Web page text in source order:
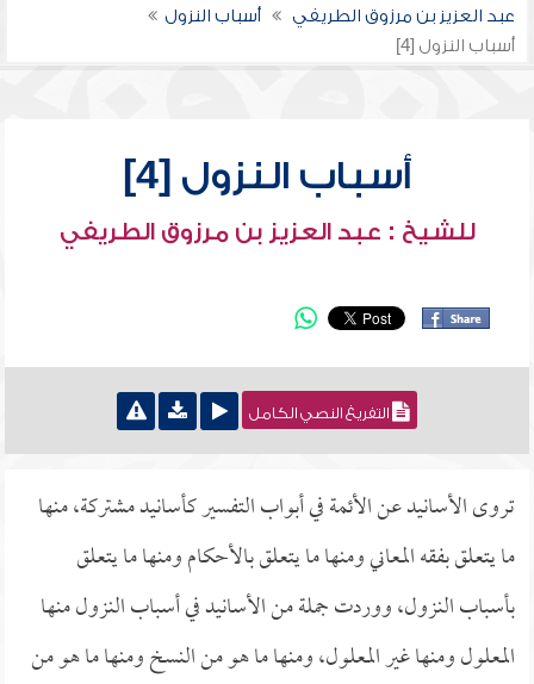
عبد العزيز بن مرزوق الطريفي
أسباب النزول
أسباب النزول [4]
أسباب النزول [4]
للشيخ : عبد العزيز بن مرزوق الطريفي
التفريغ النصي الكامل
تروى الأسانيد عن الأئمة في أبواب التفسير كأسانيد مشتركة، منها
ما يتعلق بفقه المعاني ومنها ما يتعلق بالأحكام ومنها ما يتعلق
بأسباب النزول، ووردت جملة من الأسانيد في أسباب النزول منها
المعلول ومنها غير المعلول، ومنها ما هو من النسخ ومنها ما هو من